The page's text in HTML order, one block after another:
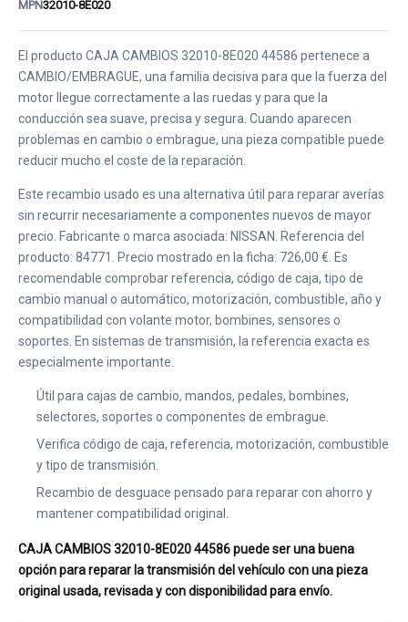
MPN32010-8E020
El producto CAJA CAMBIOS 32010-8E020 44586 pertenece a
CAMBIO/EMBRAGUE, una familia decisiva para que la fuerza del
motor llegue correctamente a las ruedas y para que la
conducción sea suave, precisa y segura. Cuando aparecen
problemas en cambio o embrague, una pieza compatible puede
reducir mucho el coste de la reparación.
Este recambio usado es una alternativa útil para reparar averías
sin recurrir necesariamente a componentes nuevos de mayor
precio. Fabricante o marca asociada: NISSAN. Referencia del
producto: 84771. Precio mostrado en la ficha: 726,00 €. Es
recomendable comprobar referencia, código de caja, tipo de
cambio manual o automático, motorización, combustible, año y
compatibilidad con volante motor, bombines, sensores o
soportes. En sistemas de transmisión, la referencia exacta es
especialmente importante.
Útil para cajas de cambio, mandos, pedales, bombines,
selectores, soportes o componentes de embrague.
Verifica código de caja, referencia, motorización, combustible
y tipo de transmisión.
Recambio de desguace pensado para reparar con ahorro y
mantener compatibilidad original.
CAJA CAMBIOS 32010-8E020 44586 puede ser una buena
opción para reparar la transmisión del vehículo con una pieza
original usada, revisada y con disponibilidad para envío.